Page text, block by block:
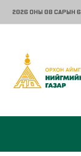
2026 ОНЫ 08 САРЫН 6